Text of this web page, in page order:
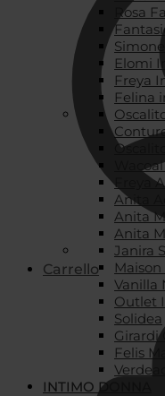
Carrello
Rosa
Elomi
Freya
Felina
Freya
Anita
Anita
Anita
Janira
Vanilla
Outlet
Solidea
Girardi
Felis
INTIMO DONNA